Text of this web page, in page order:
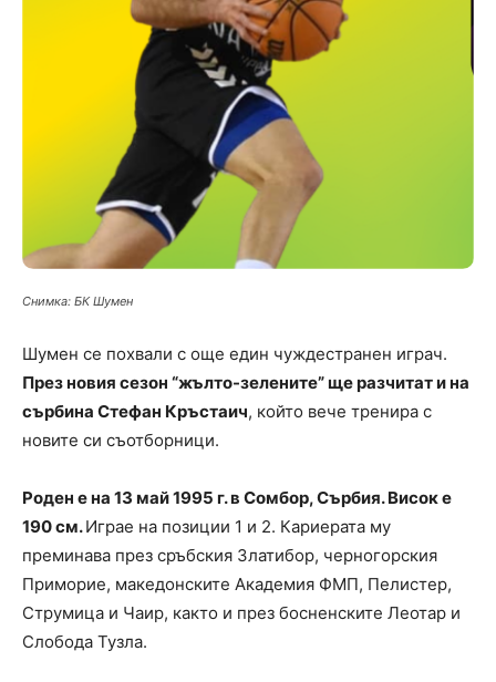
Снимка: БК Шумен
Шумен се похвали с още един чуждестранен играч.
През новия сезон “жълто-зелените” ще разчитат и на
сърбина Стефан Кръстаич, който вече тренира с
новите си съотборници.
Роден е на 13 май 1995 г. в Сомбор, Сърбия. Висок е
190 см.Играе на позиции 1 и 2. Кариерата му
преминава през сръбския Златибор, черногорския
Приморие, македонските Академия ФМП, Пелистер,
Струмица и Чаир, както и през босненските Леотар и
Слобода Тузла.